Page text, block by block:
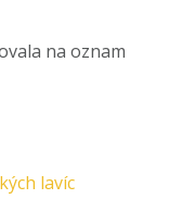
na oznam
lavíc